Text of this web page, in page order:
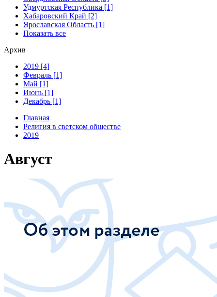
Удмуртская Республика [1]
Хабаровский Край [2]
Ярославская Область [1]
Показать все
Архив
2019 [4]
Февраль [1]
Май [1]
Июнь [1]
Декабрь [1]
Главная
Религия в светском обществе
2019
Август